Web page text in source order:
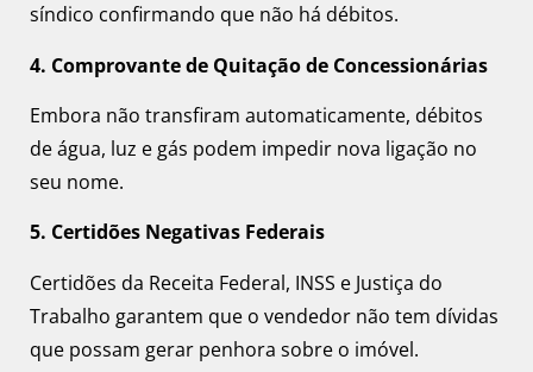
síndico confirmando que não há débitos.
4. Comprovante de Quitação de Concessionárias
Embora não transfiram automaticamente, débitos
de água, luz e gás podem impedir nova ligação no
seu nome.
5. Certidões Negativas Federais
Certidões da Receita Federal, INSS e Justiça do
Trabalho garantem que o vendedor não tem dívidas
que possam gerar penhora sobre o imóvel.